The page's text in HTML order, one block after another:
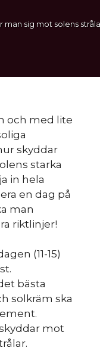
man sig mot solens
och med lite
skyddar
starka
in hela
en dag på
man
riktlinjer!
(11-15)
bästa
solkräm ska
mot